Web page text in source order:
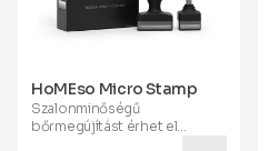
HoMEso Micro Stamp
Szalonminőségű
bőrmegújítást érhet el